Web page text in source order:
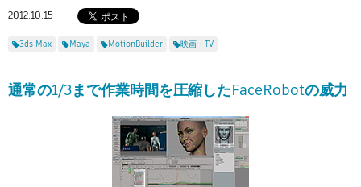
2012.10.15
3ds Max Maya MotionBuilder 映画・TV
通常の1/3まで作業時間を圧縮したFaceRobotの威力